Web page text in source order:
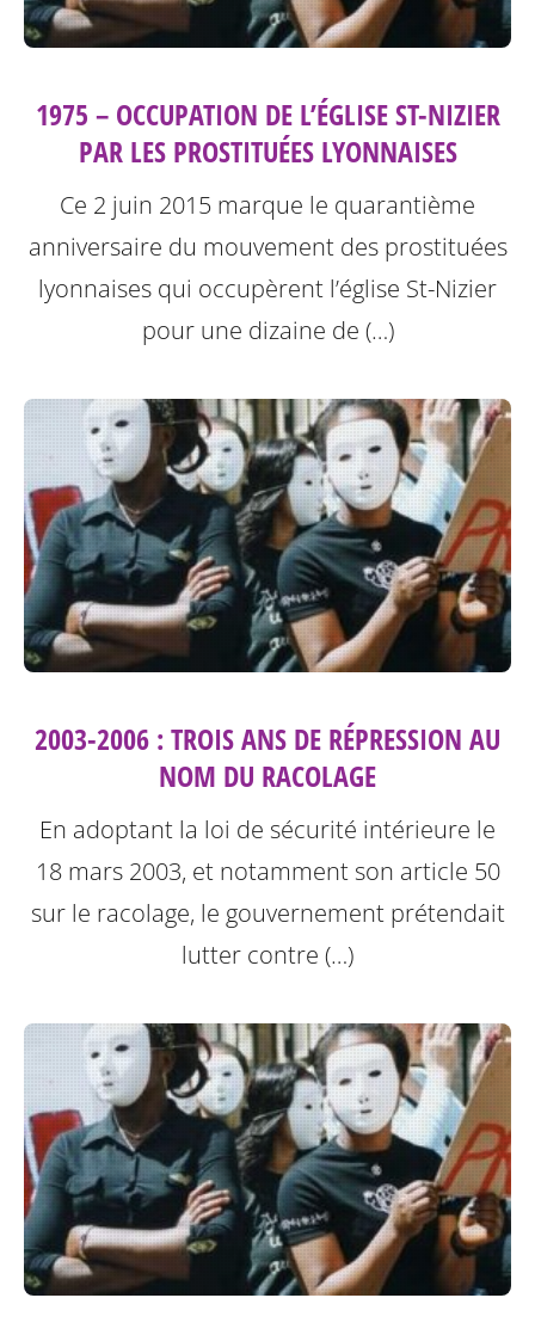
1975 – OCCUPATION DE L’ÉGLISE ST-NIZIER
PAR LES PROSTITUÉES LYONNAISES
Ce 2 juin 2015 marque le quarantième
anniversaire du mouvement des prostituées
lyonnaises qui occupèrent l’église St-Nizier
pour une dizaine de (…)
2003-2006 : TROIS ANS DE RÉPRESSION AU
NOM DU RACOLAGE
En adoptant la loi de sécurité intérieure le
18 mars 2003, et notamment son article 50
sur le racolage, le gouvernement prétendait
lutter contre (…)